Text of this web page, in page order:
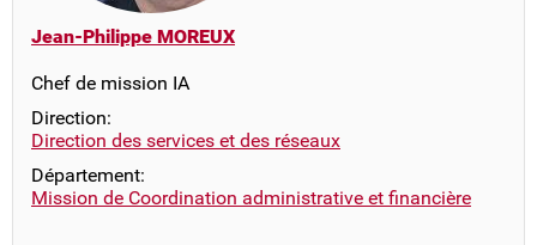
Jean-Philippe MOREUX
Chef de mission IA
Direction:
Direction des services et des réseaux
Département:
Mission de Coordination administrative et financière